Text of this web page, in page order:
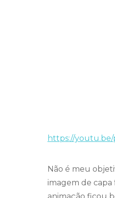
https://youtu.be/
Não é meu
imagem de capa